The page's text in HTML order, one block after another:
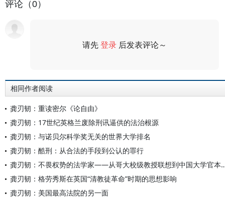
评论（0）
请先登录 后发表评论～
相同作者阅读
龚刃韧：重读密尔《论自由》
龚刃韧：17世纪英格兰废除刑讯逼供的法治根源
龚刃韧：与诺贝尔科学奖无关的世界大学排名
龚刃韧：酷刑：从合法的手段到公认的罪行
龚刃韧：不畏权势的法学家——
龚刃韧：格劳秀斯在英国“清教徒革命”时期的思想影响
龚刃韧：美国最高法院的另一面